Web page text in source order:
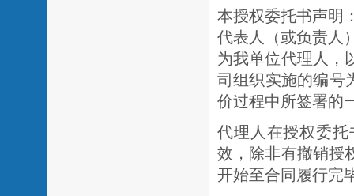
本授权委托书声明
代表人（或负责人
为我单位代理人，
司组织实施的编号
价过程中所签署的
代理人在授权委
效，除非有撤销授
开始至合同履行完